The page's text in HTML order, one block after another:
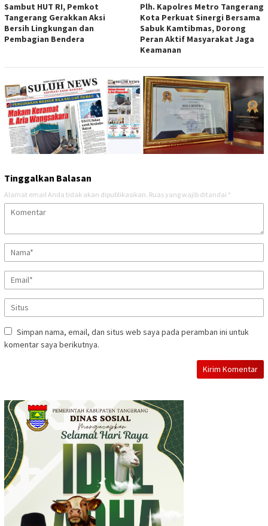
Sambut HUT RI, Pemkot
Tangerang Gerakkan Aksi
Bersih Lingkungan dan
Pembagian Bendera
Plh. Kapolres Metro Tangerang
Kota Perkuat Sinergi Bersama
Sabuk Kamtibmas, Dorong
Peran Aktif Masyarakat Jaga
Keamanan
Tinggalkan Balasan
Alamat email Anda tidak akan dipublikasikan. Ruas yang wajib ditandai *
Simpan nama, email, dan situs web saya pada peramban ini untuk
komentar saya berikutnya.